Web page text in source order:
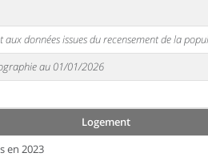
données issues du recensement de la
au 01/01/2026
Logement
en 2023